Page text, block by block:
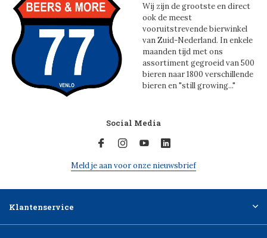
Wij zijn de grootste en direct
ook de meest
vooruitstrevende bierwinkel
van Zuid-Nederland. In enkele
maanden tijd met ons
assortiment gegroeid van 500
bieren naar 1800 verschillende
bieren en "still growing..."
Social Media
Meld je aan voor onze nieuwsbrief
Klantenservice